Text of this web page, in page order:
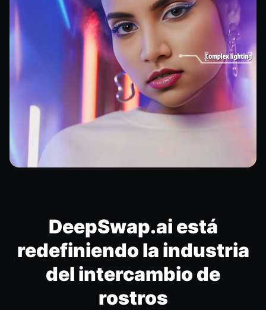
DeepSwap.ai está
redefiniendo la industria
del intercambio de
rostros